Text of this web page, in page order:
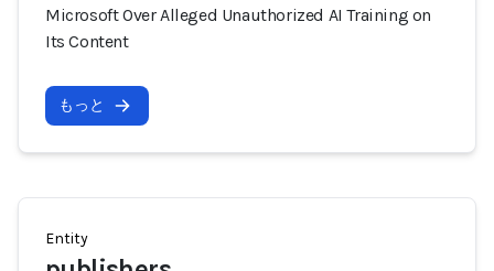
Microsoft Over Alleged Unauthorized AI Training on
Its Content
もっと
Entity